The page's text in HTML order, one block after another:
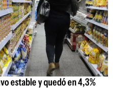
estable y quedó en 4,3%